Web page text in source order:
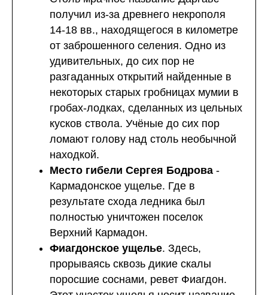
получил из-за древнего некрополя
14-18 вв., находящегося в километре
от заброшенного селения. Одно из
удивительных, до сих пор не
разгаданных открытий найденные в
некоторых старых гробницах мумии в
гробах-лодках, сделанных из цельных
кусков ствола. Учёные до сих пор
ломают голову над столь необычной
находкой.
Место гибели Сергея Бодрова -
Кармадонское ущелье. Где в
результате схода ледника был
полностью уничтожен поселок
Верхний Кармадон.
Фиагдонское ущелье. Здесь,
прорываясь сквозь дикие скалы
поросшие соснами, ревет Фиагдон.